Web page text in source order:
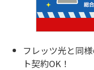
フレッツ光と同
ト契約OK！